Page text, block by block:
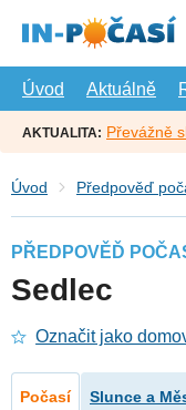
hlavní
Úvod
Aktuálně
AKTUALITA: Převážně
Úvod Předpověď
PŘEDPOVĚĎ
Sedlec
Označit jako
Počasí Slunce a